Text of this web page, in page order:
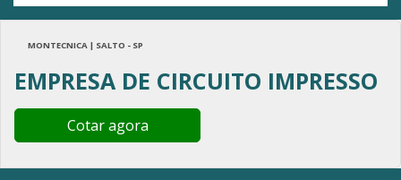
MONTECNICA | SALTO - SP
EMPRESA DE CIRCUITO IMPRESSO
Cotar agora